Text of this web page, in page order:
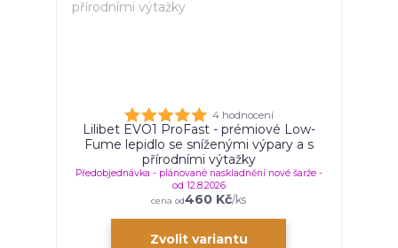
4 hodnocení
Lilibet EVO1 ProFast - prémiové Low-
Fume lepidlo se sníženými výpary a s
přírodními výtažky
cena od460 Kč/ks
Předobjednávka - plánované naskladnění nové šarže -
od 12.8.2026
Zvolit variantu